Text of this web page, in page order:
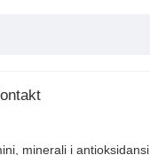
minerali i antioksidansi